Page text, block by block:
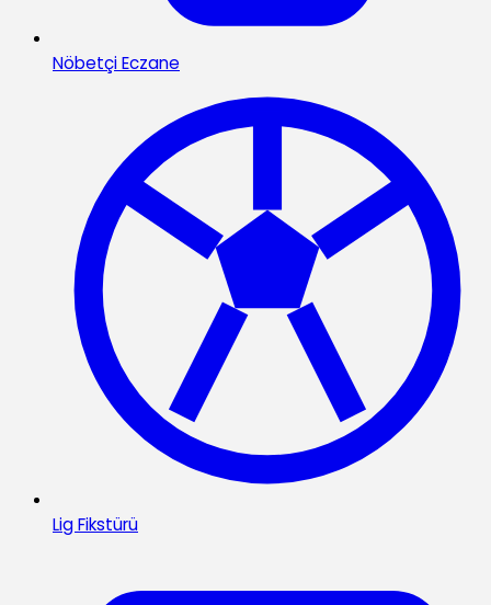
Nöbetçi Eczane
Lig Fikstürü